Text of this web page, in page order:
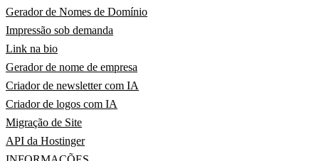
Gerador de Nomes de Domínio
Impressão sob demanda
Link na bio
Gerador de nome de empresa
Criador de newsletter com IA
Criador de logos com IA
Migração de Site
API da Hostinger